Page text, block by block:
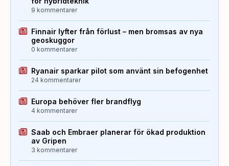
9 kommentarer
Finnair lyfter från förlust – men bromsas av nya
geoskuggor
0 kommentarer
Ryanair sparkar pilot som använt sin befogenhet
24 kommentarer
Europa behöver fler brandflyg
4 kommentarer
Saab och Embraer planerar för ökad produktion
av Gripen
3 kommentarer